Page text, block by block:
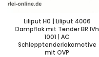
Liliput H0 | Liliput 4006
Dampflok mit Tender BR IVh
1001 | AC
Schlepptenderlokomotive
mit OVP